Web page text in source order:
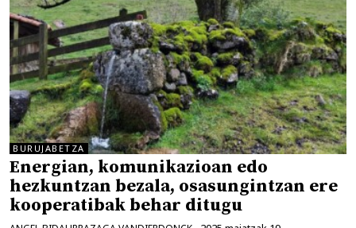
BURUJABETZA
Energian, komunikazioan edo
hezkuntzan bezala, osasungintzan ere
kooperatibak behar ditugu